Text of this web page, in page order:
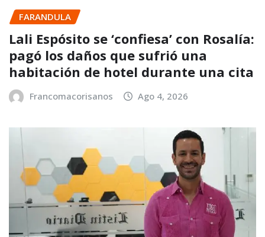
FARANDULA
Lali Espósito se ‘confiesa’ con Rosalía:
pagó los daños que sufrió una
habitación de hotel durante una cita
Francomacorisanos Ago 4, 2026